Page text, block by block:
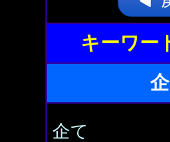
キーワー
企て